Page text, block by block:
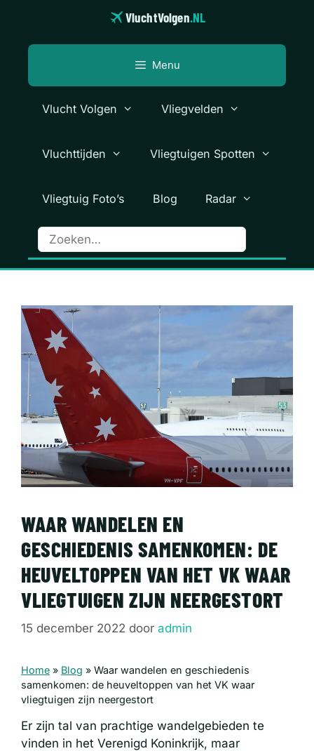
VluchtVolgen.NL
Menu
Vlucht Volgen Vliegvelden
Vluchttijden Vliegtuigen Spotten
Vliegtuig Foto’s Blog Radar
WAAR WANDELEN EN
GESCHIEDENIS SAMENKOMEN: DE
HEUVELTOPPEN VAN HET VK WAAR
VLIEGTUIGEN ZIJN NEERGESTORT
15 december 2022 door admin
Home » Blog » Waar wandelen en geschiedenis
samenkomen: de heuveltoppen van het VK waar
vliegtuigen zijn neergestort
Er zijn tal van prachtige wandelgebieden te
vinden in het Verenigd Koninkrijk, maar